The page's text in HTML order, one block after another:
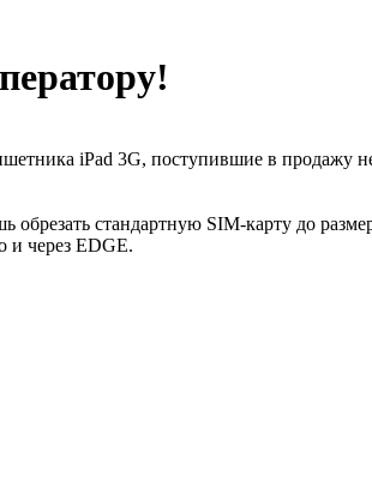
iPad 3G, поступившие в продажу
обрезать стандартную SIM-карту до
и через EDGE.